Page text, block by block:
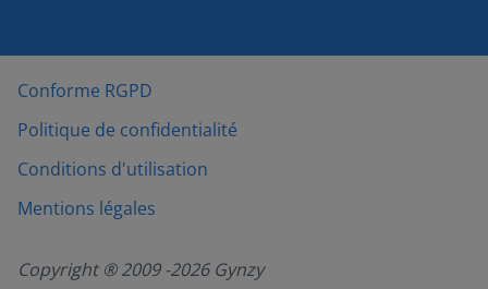
Conforme RGPD
Politique de confidentialité
Conditions d'utilisation
Mentions légales
Copyright ® 2009 -2026Gynzy